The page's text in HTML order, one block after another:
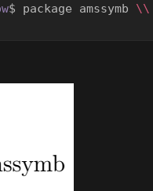
$ package amssymb \\